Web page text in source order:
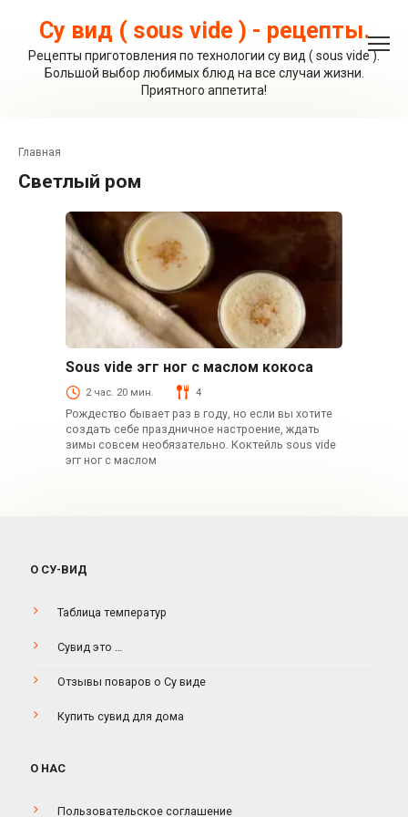
контентуСу вид ( sous vide ) - рецепты.
Рецепты приготовления по технологии су вид ( sous vide ).
Большой выбор любимых блюд на все случаи жизни.
Приятного аппетита!
Главная
светлый ром
Sous vide эгг ног с маслом кокоса
2 час. 20 мин. 4
Рождество бывает раз в году, но если вы хотите
создать себе праздничное настроение, ждать
зимы совсем необязательно. Коктейль sous vide
эгг ног с маслом
О СУ-ВИД
Таблица температур
Сувид это …
Отзывы поваров о Су виде
Купить сувид для дома
О НАС
Пользовательское соглашение